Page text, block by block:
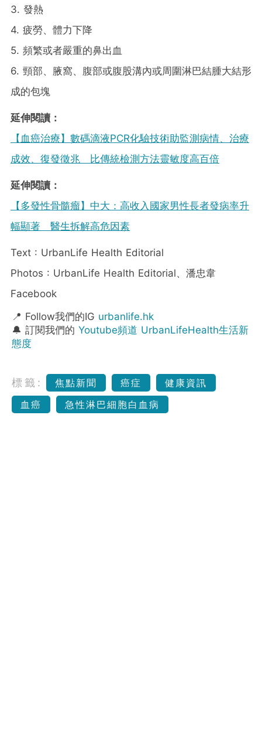
3. 發熱
4. 疲勞、體力下降
5. 頻繁或者嚴重的鼻出血
6. 頸部、腋窩、腹部或腹股溝內或周圍淋巴結腫大結形
成的包塊
延伸閱讀：
【血癌治療】數碼滴液PCR化驗技術助監測病情、治療
成效、復發徵兆 比傳統檢測方法靈敏度高百倍
延伸閱讀：
【多發性骨髓瘤】中大：高收入國家男性長者發病率升
幅顯著 醫生拆解高危因素
Text : UrbanLife Health Editorial
Photos : UrbanLife Health Editorial、潘忠韋
Facebook
📍 Follow我們的IG urbanlife.hk
🔔 訂閱我們的 Youtube頻道 UrbanLifeHealth生活新
態度
標籤: 焦點新聞 癌症
健康資訊
血癌
急性淋巴細胞白血病